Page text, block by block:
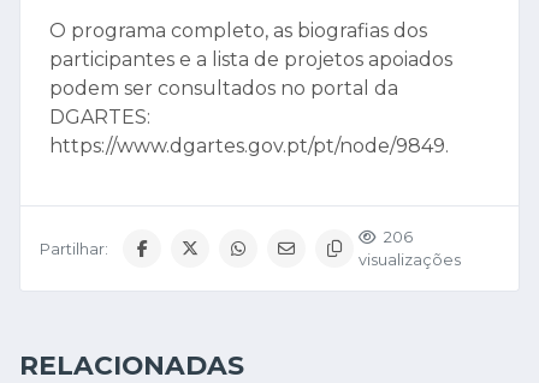
O programa completo, as biografias dos
participantes e a lista de projetos apoiados
podem ser consultados no portal da
DGARTES:
https://www.dgartes.gov.pt/pt/node/9849.
Partilhar:
206
visualizações
RELACIONADAS